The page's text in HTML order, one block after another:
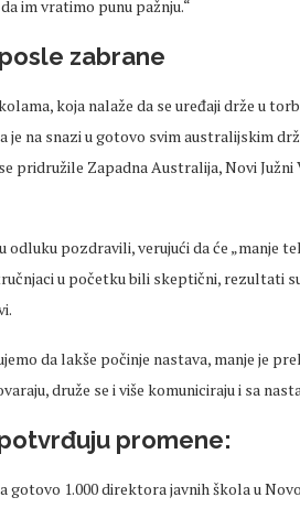
im vratimo punu pažnju.“
zabrane
koja nalaže da se uređaji drže u
je na snazi u gotovo svim australijskim
pridružile Zapadna Australija, Novi
odluku pozdravili, verujući da će „manje
u početku bili skeptični, rezultati
da lakše počinje nastava, manje je
druže se i više komuniciraju i sa
promene:
gotovo 1.000 direktora javnih škola u